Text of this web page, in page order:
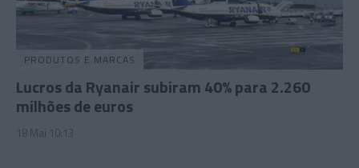
PRODUTOS E MARCAS
Lucros da Ryanair subiram 40% para 2.260
milhões de euros
18 Mai 10:13